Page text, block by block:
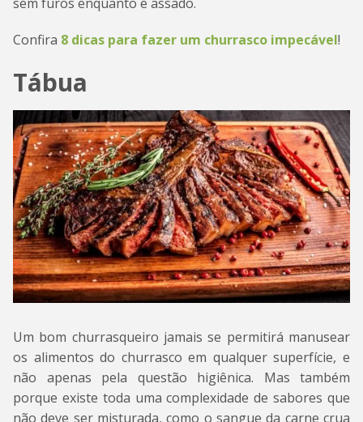
Confira 8 dicas para fazer um churrasco impecável!
Tábua
Um bom churrasqueiro jamais se permitirá manusear
os alimentos do churrasco em qualquer superfície, e
não apenas pela questão higiênica. Mas também
porque existe toda uma complexidade de sabores que
não deve ser misturada, como o sangue da carne crua